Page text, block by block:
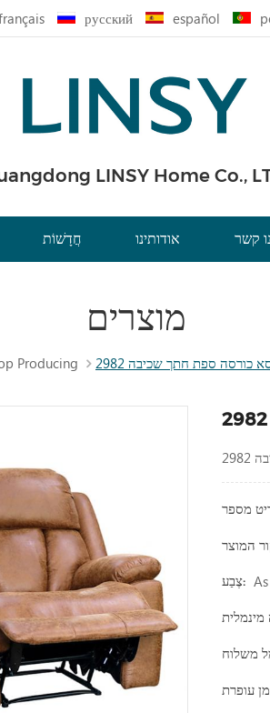
русский español
LINSY Home Co.,
חֲדָשׁוֹת אודותינו קשר
מוצרים
Producing כורסה ספת חתך שכיבה 2982
צֶבַע: